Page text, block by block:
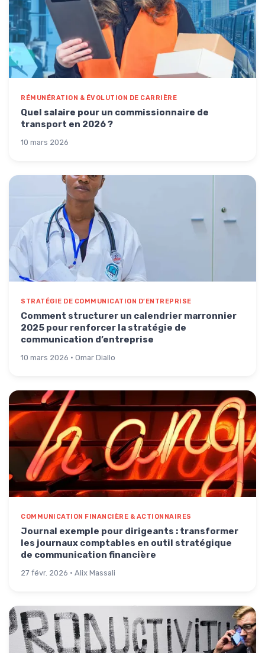
RÉMUNÉRATION & ÉVOLUTION DE CARRIÈRE
Quel salaire pour un commissionnaire de
transport en 2026 ?
10 mars 2026
STRATÉGIE DE COMMUNICATION D’ENTREPRISE
Comment structurer un calendrier marronnier
2025 pour renforcer la stratégie de
communication d’entreprise
10 mars 2026 · Omar Diallo
COMMUNICATION FINANCIÈRE & ACTIONNAIRES
Journal exemple pour dirigeants : transformer
les journaux comptables en outil stratégique
de communication financière
27 févr. 2026 · Alix Massali